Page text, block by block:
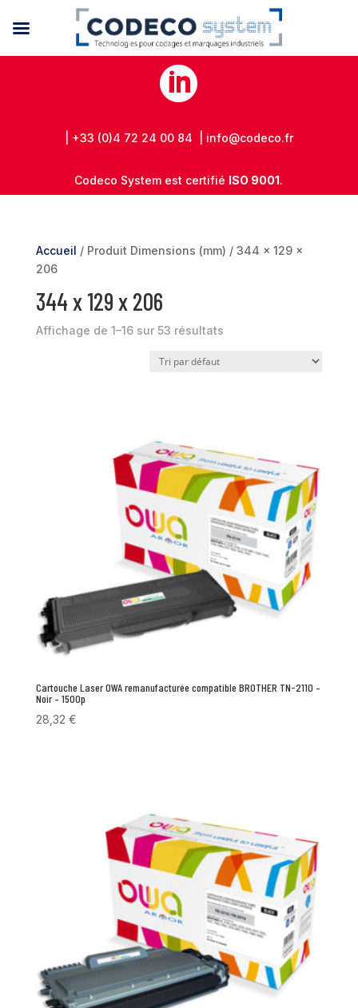

| +33 (0)4 72 24 00 84 | info@codeco.fr
Codeco System est certifié ISO 9001.
Accueil / Produit Dimensions (mm) / 344 x 129 x
206
344 x 129 x 206
Affichage de 1–16 sur 53 résultats
Cartouche Laser OWA remanufacturée compatible BROTHER TN-2110 –
Noir – 1500p
28,32 €